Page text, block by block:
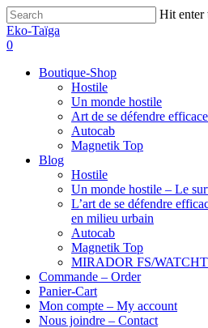
Hit enter
Eko-Taïga
0
Boutique-Shop
Hostile
Un monde hostile
Art de se défendre
Autocab
Magnetik Top
Blog
Hostile
Un monde hostile – Le
L’art de se défendre
en milieu urbain
Autocab
Magnetik Top
MIRADOR FS/
Commande – Order
Panier-Cart
Mon compte – My account
Nous joindre – Contact